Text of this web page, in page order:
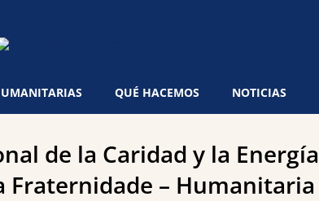
QUÉ HACEMOS NOTICIAS
de la Caridad y la
Fraternidade – Humanitaria